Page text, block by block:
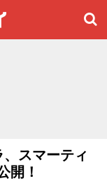
スマーティ
開！